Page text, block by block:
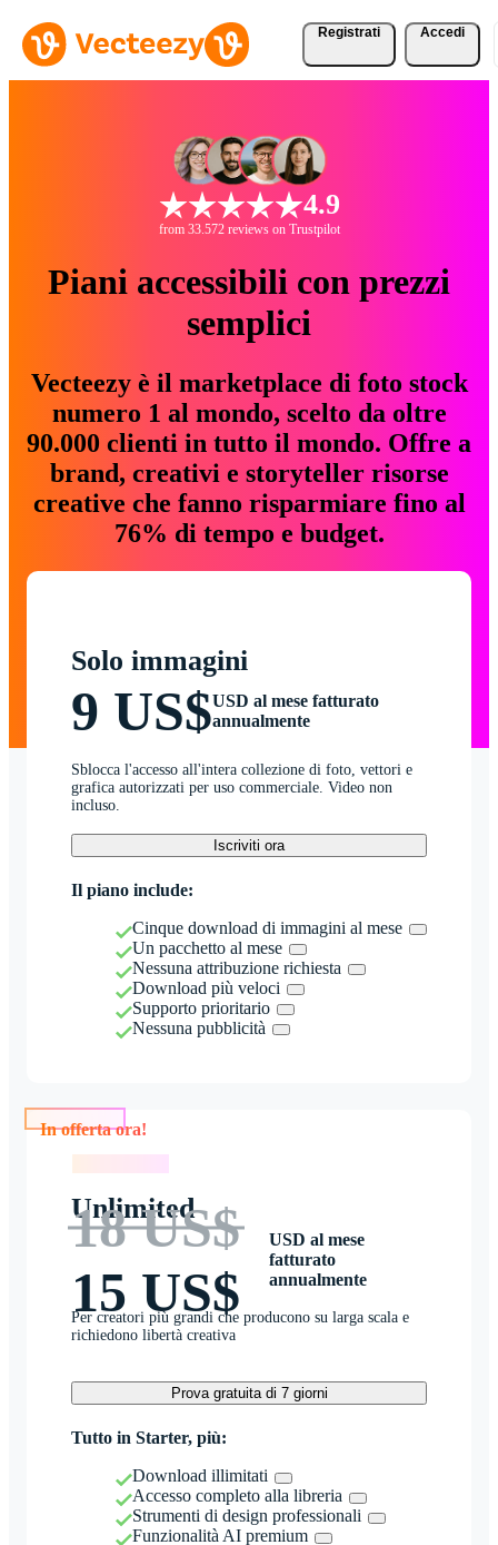
Registrati Accedi
4.9
from 33.572 reviews on Trustpilot
Piani accessibili con prezzi
semplici
Vecteezy è il marketplace di foto stock
numero 1 al mondo, scelto da oltre
90.000 clienti in tutto il mondo. Offre a
brand, creativi e storyteller risorse
creative che fanno risparmiare fino al
76% di tempo e budget.
Solo immagini
9 US$USD al mese fatturato
annualmente
Sblocca l'accesso all'intera collezione di foto, vettori e
grafica autorizzati per uso commerciale. Video non
incluso.
Iscriviti ora
Il piano include:
Cinque download di immagini al mese
Un pacchetto al mese
Nessuna attribuzione richiesta
Download più veloci
Supporto prioritario
Nessuna pubblicità
Unlimited
18 US$
15 US$
USD al mese
fatturato
annualmente
Per creatori più grandi che producono su larga scala e
richiedono libertà creativa
Prova gratuita di 7 giorni
Tutto in Starter, più:
Download illimitati
Accesso completo alla libreria
Strumenti di design professionali
Funzionalità AI premium